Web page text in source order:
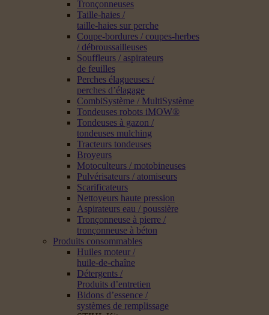
Tronçonneuses
Taille-haies /
taille-haies sur perche
Coupe-bordures / coupes-herbes
/ débroussailleuses
Souffleurs / aspirateurs
de feuilles
Perches élagueuses /
perches d’élagage
CombiSystème / MultiSystème
Tondeuses robots iMOW®
Tondeuses à gazon /
tondeuses mulching
Tracteurs tondeuses
Broyeurs
Motoculteurs / motobineuses
Pulvérisateurs / atomiseurs
Scarificateurs
Nettoyeurs haute pression
Aspirateurs eau / poussière
Tronçonneuse à pierre /
tronçonneuse à béton
Produits consommables
Huiles moteur /
huile-de-chaîne
Détergents /
Produits d’entretien
Bidons d’essence /
systèmes de remplissage